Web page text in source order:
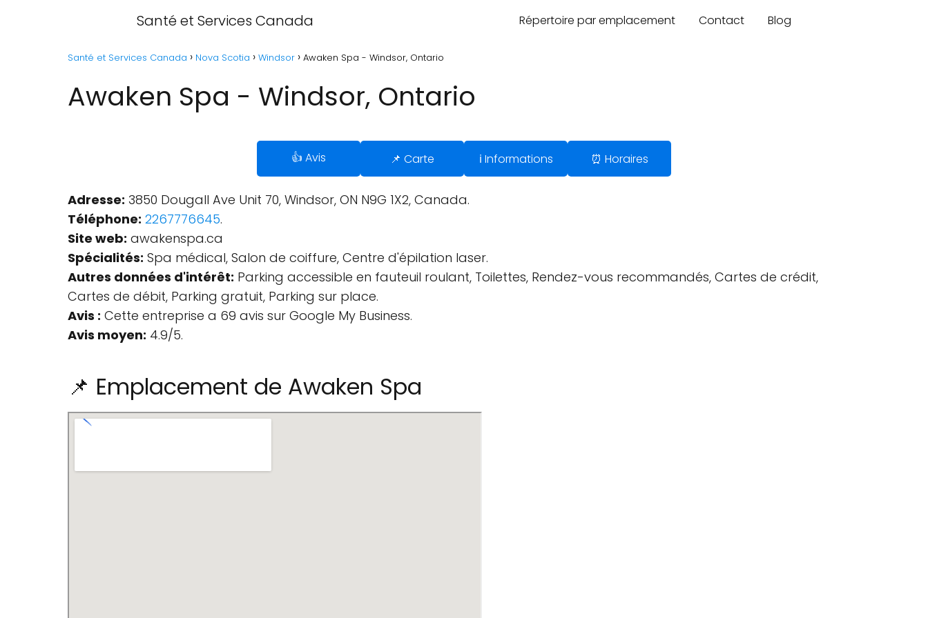
Santé et Services Canada Répertoire par emplacement Contact Blog
Santé et Services Canada Nova Scotia Windsor Awaken Spa - Windsor, Ontario
Awaken Spa - Windsor, Ontario
👍 Avis 📌 Carte ℹ️ Informations ⏰ Horaires
Adresse: 3850 Dougall Ave Unit 70, Windsor, ON N9G 1X2, Canada.
Téléphone: 2267776645.
Site web: awakenspa.ca
Spécialités: Spa médical, Salon de coiffure, Centre d'épilation laser.
Autres données d'intérêt: Parking accessible en fauteuil roulant, Toilettes, Rendez-vous recommandés, Cartes de crédit,
Cartes de débit, Parking gratuit, Parking sur place.
Avis : Cette entreprise a 69 avis sur Google My Business.
Avis moyen: 4.9/5.
📌 Emplacement de Awaken Spa